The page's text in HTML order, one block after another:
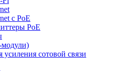
с PoE
PoE
модули)
усиления сотовой связи